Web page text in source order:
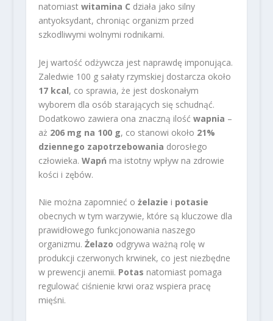
natomiast witamina C działa jako silny
antyoksydant, chroniąc organizm przed
szkodliwymi wolnymi rodnikami.
Jej wartość odżywcza jest naprawdę imponująca.
Zaledwie 100 g sałaty rzymskiej dostarcza około
17 kcal, co sprawia, że jest doskonałym
wyborem dla osób starających się schudnąć.
Dodatkowo zawiera ona znaczną ilość wapnia –
aż 206 mg na 100 g, co stanowi około 21%
dziennego zapotrzebowania dorosłego
człowieka. Wapń ma istotny wpływ na zdrowie
kości i zębów.
Nie można zapomnieć o żelazie i potasie
obecnych w tym warzywie, które są kluczowe dla
prawidłowego funkcjonowania naszego
organizmu. Żelazo odgrywa ważną rolę w
produkcji czerwonych krwinek, co jest niezbędne
w prewencji anemii. Potas natomiast pomaga
regulować ciśnienie krwi oraz wspiera pracę
mięśni.